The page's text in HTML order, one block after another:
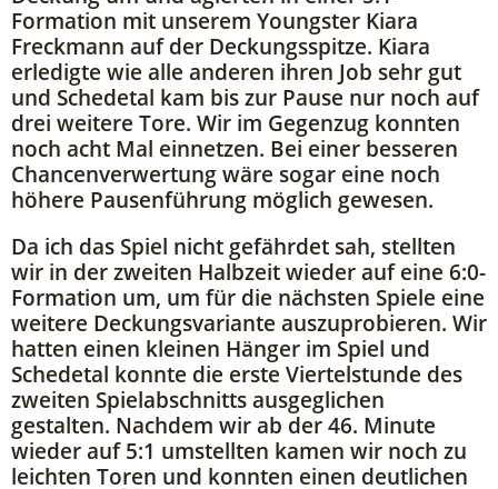
Formation mit unserem Youngster Kiara
Freckmann auf der Deckungsspitze. Kiara
erledigte wie alle anderen ihren Job sehr gut
und Schedetal kam bis zur Pause nur noch auf
drei weitere Tore. Wir im Gegenzug konnten
noch acht Mal einnetzen. Bei einer besseren
Chancenverwertung wäre sogar eine noch
höhere Pausenführung möglich gewesen.
Da ich das Spiel nicht gefährdet sah, stellten
wir in der zweiten Halbzeit wieder auf eine 6:0-
Formation um, um für die nächsten Spiele eine
weitere Deckungsvariante auszuprobieren. Wir
hatten einen kleinen Hänger im Spiel und
Schedetal konnte die erste Viertelstunde des
zweiten Spielabschnitts ausgeglichen
gestalten. Nachdem wir ab der 46. Minute
wieder auf 5:1 umstellten kamen wir noch zu
leichten Toren und konnten einen deutlichen